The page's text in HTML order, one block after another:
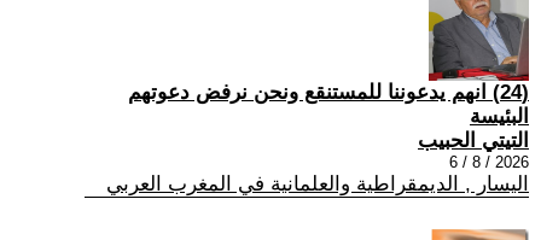
(24) انهم يدعوننا للمستنقع ونحن نرفض دعوتهم
البئيسة
التيتي الحبيب
2026 / 8 / 6
اليسار , الديمقراطية والعلمانية في المغرب العربي